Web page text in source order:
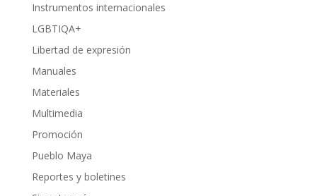
Instrumentos internacionales
LGBTIQA+
Libertad de expresión
Manuales
Materiales
Multimedia
Promoción
Pueblo Maya
Reportes y boletines